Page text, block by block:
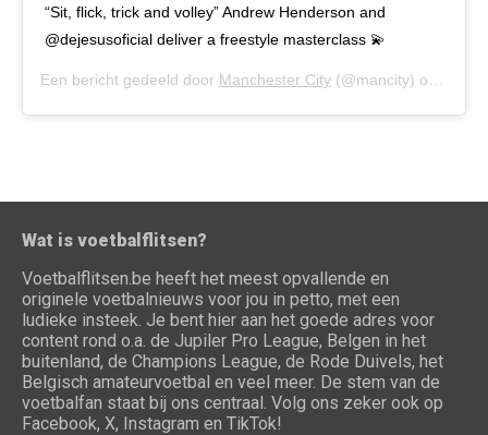
“Sit, flick, trick and volley” Andrew Henderson and
@dejesusoficial deliver a freestyle masterclass 💫
Een bericht gedeeld door Manchester City (@mancity) op
Wat is voetbalflitsen?
Voetbalflitsen.be heeft het meest opvallende en
originele voetbalnieuws voor jou in petto, met een
ludieke insteek. Je bent hier aan het goede adres voor
content rond o.a. de Jupiler Pro League, Belgen in het
buitenland, de Champions League, de Rode Duivels, het
Belgisch amateurvoetbal en veel meer. De stem van de
voetbalfan staat bij ons centraal. Volg ons zeker ook op
Facebook, X, Instagram en TikTok!